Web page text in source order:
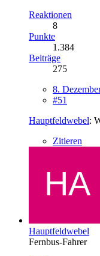
Reaktionen
8
Punkte
1.384
Beiträge
275
8.
#51
Hauptfeldwebel:
Zitieren
Hauptfeldwebel
Fernbus-Fahrer